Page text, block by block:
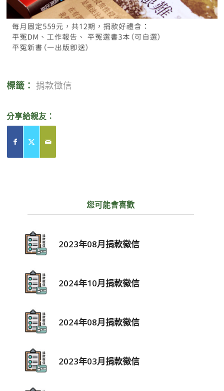
標籤： 捐款徵信
分享給親友：
您可能會喜歡
2023年08月捐款徵信
2024年10月捐款徵信
2024年08月捐款徵信
2023年03月捐款徵信